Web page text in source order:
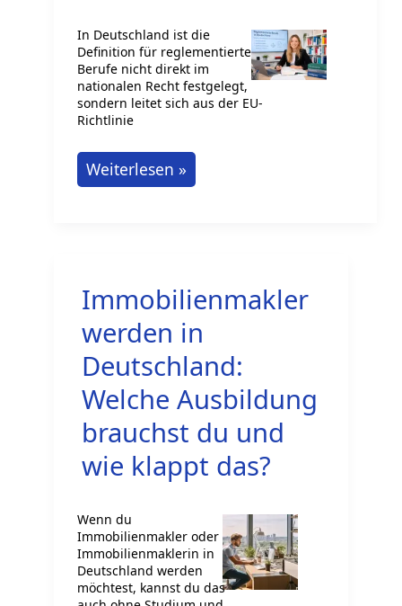
In Deutschland ist die
Definition für reglementierte
Berufe nicht direkt im
nationalen Recht festgelegt,
sondern leitet sich aus der EU-
Richtlinie
Reglementierte
Berufe
in
Qualifikationen
rechtliche
Rahmenbedingungen
Weiterlesen »
Immobilienmakler
werden in
Deutschland:
Welche Ausbildung
brauchst du und
wie klappt das?
Wenn du
Immobilienmakler oder
Immobilienmaklerin in
Deutschland werden
möchtest, kannst du das